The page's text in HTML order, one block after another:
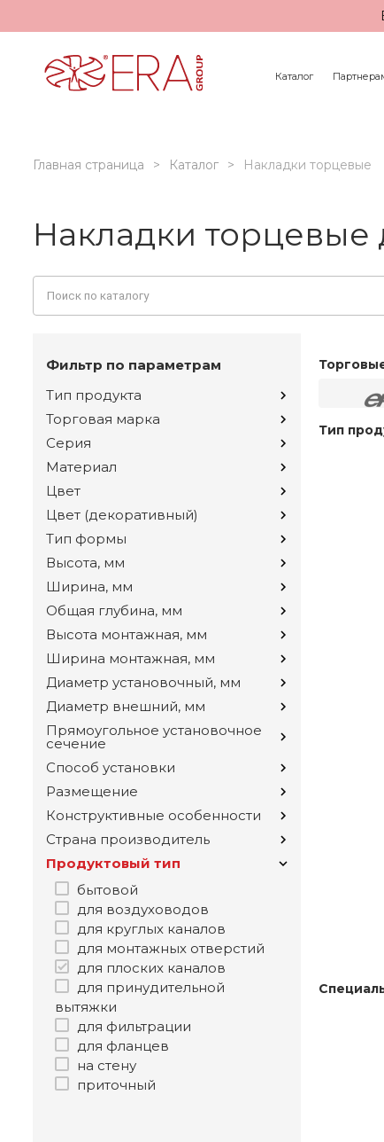
Каталог
Главная страница Каталог Накладки торцевые
Накладки торцевые
Фильтр по параметрам
Тип продукта
Торговая марка
Серия
Материал
Цвет
Цвет (декоративный)
Тип формы
Высота, мм
Ширина, мм
Общая глубина, мм
Высота монтажная, мм
Ширина монтажная, мм
Диаметр установочный, мм
Диаметр внешний, мм
Прямоугольное установочное
сечение
Способ установки
Размещение
Конструктивные особенности
Страна производитель
Продуктовый тип
бытовой
для воздуховодов
для круглых каналов
для монтажных отверстий
для плоских каналов
для принудительной
вытяжки
для фильтрации
для фланцев
на стену
приточный
Тип